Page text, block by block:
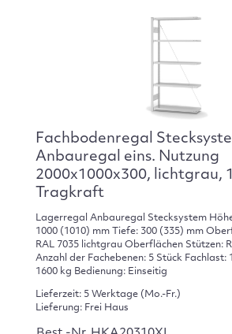
Fachbodenregal
Anbauregal eins. Nutzung
2000x1000x300, lichtgrau,
Tragkraft
Lagerregal Anbauregal Stecksystem
1000 (1010) mm Tiefe: 300 (335) mm
RAL 7035 lichtgrau Oberflächen Stützen:
Anzahl der Fachebenen: 5 Stück Fachlast:
1600 kg Bedienung: Einseitig
Lieferzeit: 5 Werktage (Mo.-Fr.)
Lieferung: Frei Haus